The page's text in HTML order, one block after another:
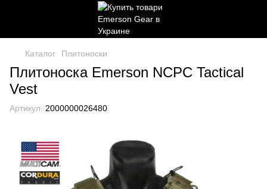
Каталог Плитоноски
Плитоноска Emerson NCPC Tactical
Vest
Артикул: 2000000026480